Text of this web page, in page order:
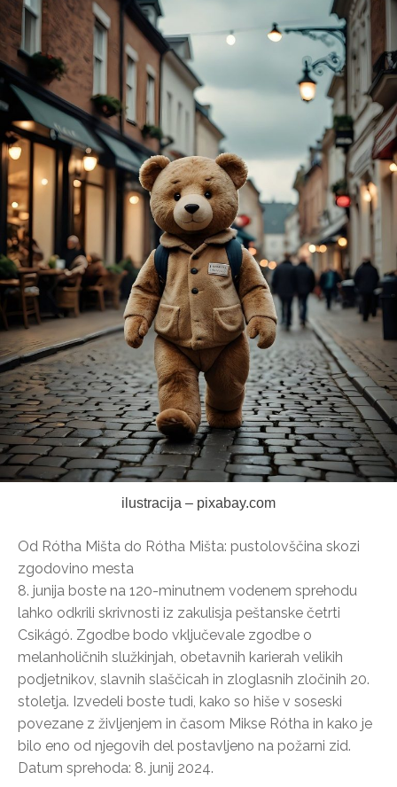
ilustracija – pixabay.com
Od Rótha Mišta do Rótha Mišta: pustolovščina skozi
zgodovino mesta
8. junija boste na 120-minutnem vodenem sprehodu
lahko odkrili skrivnosti iz zakulisja peštanske četrti
Csikágó. Zgodbe bodo vključevale zgodbe o
melanholičnih služkinjah, obetavnih karierah velikih
podjetnikov, slavnih slaščicah in zloglasnih zločinih 20.
stoletja. Izvedeli boste tudi, kako so hiše v soseski
povezane z življenjem in časom Mikse Rótha in kako je
bilo eno od njegovih del postavljeno na požarni zid.
Datum sprehoda: 8. junij 2024.